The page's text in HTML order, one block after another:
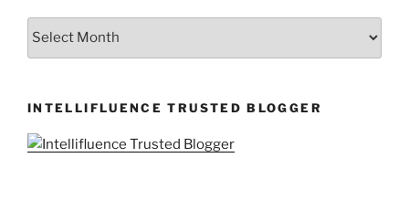
LOOK
INTELLIFLUENCE TRUSTED BLOGGER